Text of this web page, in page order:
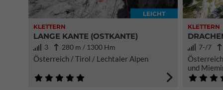
KLETTERN
LEICHT
LANGE KANTE (OSTKANTE)
3 280 m / 1300 Hm
Österreich / Tirol / Lechtaler Alpen
KLETTERN
7-/7
und